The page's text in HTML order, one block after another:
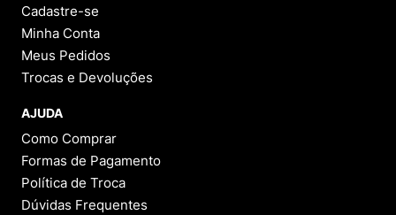
Cadastre-se
Minha Conta
Meus Pedidos
Trocas e Devoluções
AJUDA
Como Comprar
Formas de Pagamento
Política de Troca
Dúvidas Frequentes